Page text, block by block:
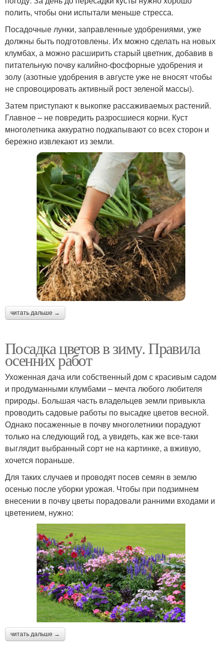
полить, чтобы они испытали меньше стресса.
Посадочные лунки, заправленные удобрениями, уже
должны быть подготовлены. Их можно сделать на новых
клумбах, а можно расширить старый цветник, добавив в
питательную почву калийно-фосфорные удобрения и
золу (азотные удобрения в августе уже не вносят чтобы
не спровоцировать активный рост зеленой массы).
Затем приступают к выкопке рассаживаемых растений.
Главное – не повредить разросшиеся корни. Куст
многолетника аккуратно подкапывают со всех сторон и
бережно извлекают из земли.
читать дальше →
Посадка цветов в зиму. Правила
осенних работ
Ухоженная дача или собственный дом с красивым садом
и продуманными клумбами – мечта любого любителя
природы. Большая часть владельцев земли привыкла
проводить садовые работы по высадке цветов весной.
Однако посаженные в почву многолетники порадуют
только на следующий год, а увидеть, как же все-таки
выглядит выбранный сорт не на картинке, а вживую,
хочется пораньше.
Для таких случаев и проводят посев семян в землю
осенью после уборки урожая. Чтобы при подзимнем
внесении в почву цветы порадовали ранними входами и
цветением, нужно:
читать дальше →